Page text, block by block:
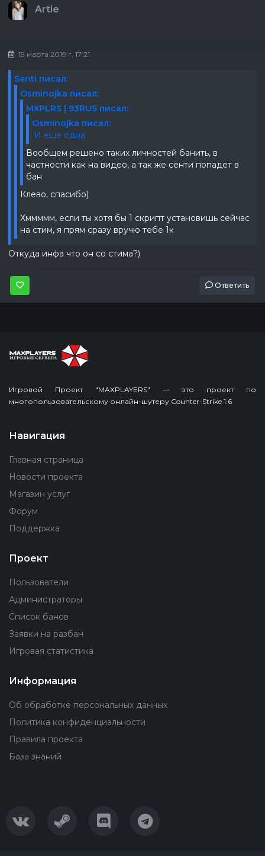
Artie
19 марта 2019 г, 17:21
Senti писал:
Osminojka писал:
MXPLRS | 93RUS писал:
Osminojka писал:
И еще одна
Вообщем решено таких личностей банить, в
частности как на видео, а так же сенти попадет в
бан
Клево, спасибо)
Хммммм, если ты хотя бы 1 скрипт установишь сейчас
на стим, я прям сразу вручю тебе 1к
Откуда инфа что он со стима?)
Ответить
Игровой Проект "MAXPLAYERS" — это проект по
многопользовательскому онлайн-шутеру Counter-Strike 1.6
Навигация
Главная страница
Новости проекта
Магазин услуг
Форум
Поддержка
Проект
Пользователи
Администраторы
Список банов
Заявки на разбан
Игровая статистика
Информация
Об обработке персональных данных
Политика конфиденциальности
Правила проекта
База знаний